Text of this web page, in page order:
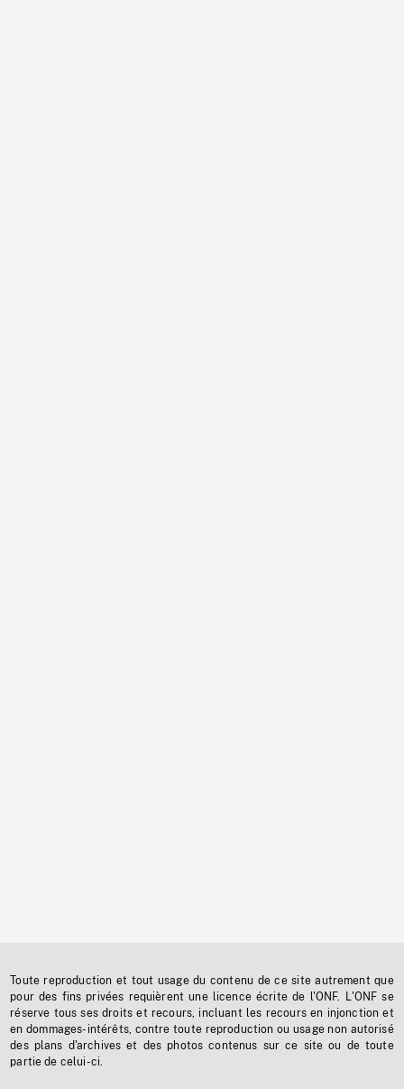
Toute reproduction et tout usage du contenu de ce site autrement que
pour des fins privées requièrent une licence écrite de l'ONF. L'ONF se
réserve tous ses droits et recours, incluant les recours en injonction et
en dommages-intérêts, contre toute reproduction ou usage non autorisé
des plans d'archives et des photos contenus sur ce site ou de toute
partie de celui-ci.